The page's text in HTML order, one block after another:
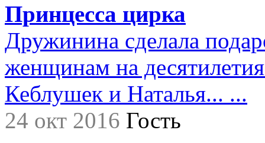
Принцесса цирка
Дружинина сделала
женщинам на
Кеблушек и Наталья... ...
24 окт 2016 Гость